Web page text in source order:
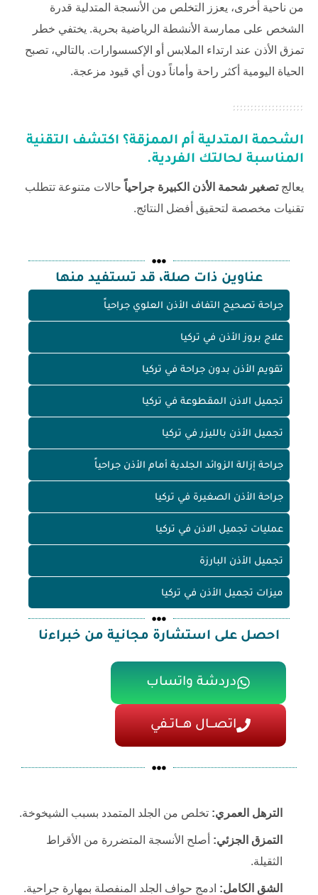
من ناحية أخرى، يعزز التخلص من الأنسجة المتدلية قدرة
الشخص على ممارسة الأنشطة الرياضية بحرية. يختفي خطر
تمزق الأذن عند ارتداء الملابس أو الإكسسوارات. بالتالي، تصبح
الحياة اليومية أكثر راحة وأماناً دون أي قيود مزعجة.
الشحمة المتدلية أم الممزقة؟ اكتشف التقنية
المناسبة لحالتك الفردية.
يعالجتصغير شحمة الأذن الكبيرة جراحياً حالات متنوعة تتطلب
تقنيات مخصصة لتحقيق أفضل النتائج.
عناوين ذات صلة، قد تستفيد منها
جراحة تصحيح التفاف الأذن العلوي جراحياً
علاج بروز الأذن في تركيا
تقويم الأذن بدون جراحة في تركيا
تجميل الاذن المقطوعة في تركيا
تجميل الأذن بالليزر في تركيا
جراحة إزالة الزوائد الجلدية أمام الأذن جراحياً
جراحة الأذن الصغيرة في تركيا
عمليات تجميل الاذن في تركيا
تجميل الأذن البارزة
ميزات تجميل الأذن في تركيا
احصل على استشارة مجانية من خبراءنا
دردشة واتساب
اتصـــال هـــاتــفي
الترهل العمري: تخلص من الجلد المتمدد بسبب الشيخوخة.
التمزق الجزئي: أصلح الأنسجة المتضررة من الأقراط
الثقيلة.
الشق الكامل: ادمج حواف الجلد المنفصلة بمهارة جراحية.